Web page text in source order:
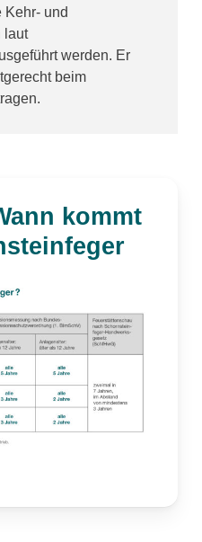
Kehr- und
laut
werden. Er
beim
kommt